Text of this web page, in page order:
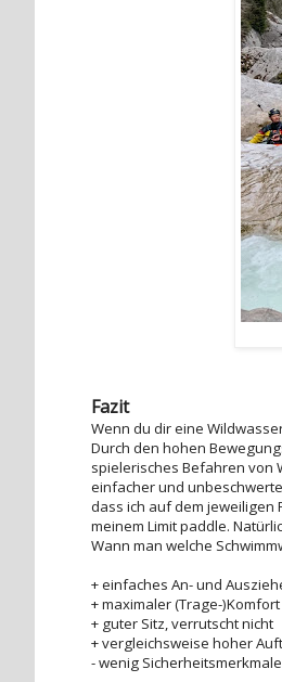
Fazit
Wenn du dir eine
Durch den hohen
spielerisches Befahren von
einfacher und
dass ich auf dem jeweiligen
meinem Limit paddle.
Wann man welche
+ einfaches An- und
+ maximaler (Trage-)Komfort
+ guter Sitz, verrutscht nicht
+ vergleichsweise hoher
- wenig Sicherheitsmerkmale